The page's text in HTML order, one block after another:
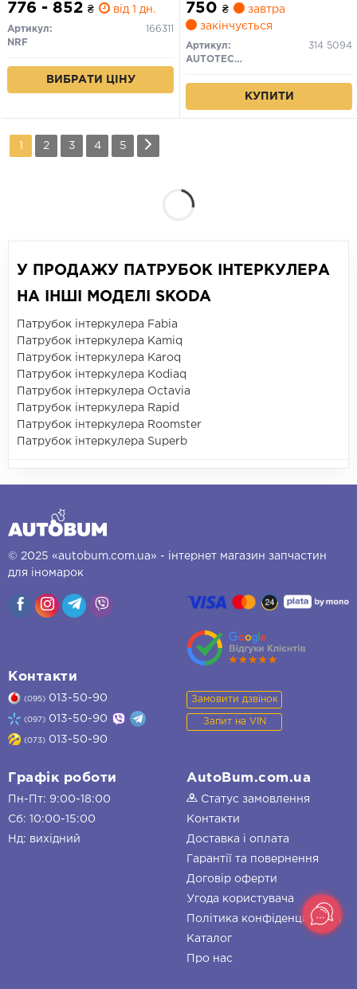
776 - 852 ₴ від 1 дн.
Артикул:
166311
NRF
ВИБРАТИ ЦІНУ
750 ₴
завтра
закінчується
Артикул:
314 5094
AUTOTECHTEILE
КУПИТИ
1 2 3 4 5
У ПРОДАЖУ ПАТРУБОК ІНТЕРКУЛЕРА
НА ІНШІ МОДЕЛІ SKODA
Патрубок інтеркулера Fabia
Патрубок інтеркулера Kamiq
Патрубок інтеркулера Karoq
Патрубок інтеркулера Kodiaq
Патрубок інтеркулера Octavia
Патрубок інтеркулера Rapid
Патрубок інтеркулера Roomster
Патрубок інтеркулера Superb
© 2025 «autobum.com.ua» - інтернет магазин запчастин
для іномарок
Контакти
(095) 013-50-90
(097) 013-50-90
(073) 013-50-90
Замовити дзвінок
Запит на VIN
Графік роботи
Пн-Пт: 9:00-18:00
Сб: 10:00-15:00
Нд: вихідний
AutoBum.com.ua
Статус замовлення
Контакти
Доставка і оплата
Гарантії та повернення
Договір оферти
Угода користувача
Політика конфіденційності
Каталог
Про нас